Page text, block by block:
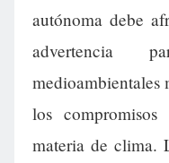
autónoma debe
advertencia
medioambientales
los
materia de clima.